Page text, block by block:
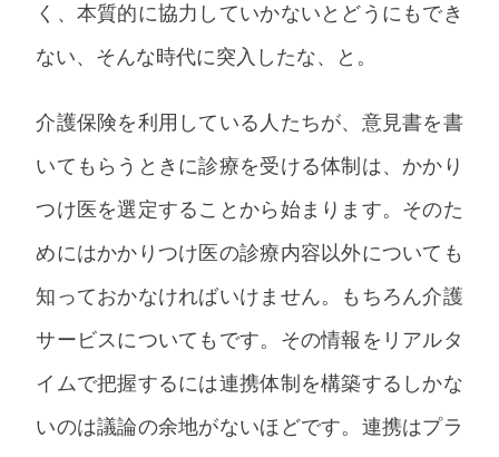
く、本質的に協力していかないとどうにもでき
ない、そんな時代に突入したな、と。
介護保険を利用している人たちが、意見書を書
いてもらうときに診療を受ける体制は、かかり
つけ医を選定することから始まります。そのた
めにはかかりつけ医の診療内容以外についても
知っておかなければいけません。もちろん介護
サービスについてもです。その情報をリアルタ
イムで把握するには連携体制を構築するしかな
いのは議論の余地がないほどです。連携はプラ